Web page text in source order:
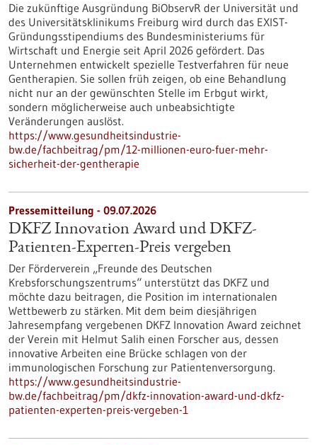
Die zukünftige Ausgründung BiObservR der Universität und
des Universitätsklinikums Freiburg wird durch das EXIST-
Gründungsstipendiums des Bundesministeriums für
Wirtschaft und Energie seit April 2026 gefördert. Das
Unternehmen entwickelt spezielle Testverfahren für neue
Gentherapien. Sie sollen früh zeigen, ob eine Behandlung
nicht nur an der gewünschten Stelle im Erbgut wirkt,
sondern möglicherweise auch unbeabsichtigte
Veränderungen auslöst.
https://www.gesundheitsindustrie-
bw.de/fachbeitrag/pm/12-millionen-euro-fuer-mehr-
sicherheit-der-gentherapie
Pressemitteilung - 09.07.2026
DKFZ Innovation Award und DKFZ-
Patienten-Experten-Preis vergeben
Der Förderverein „Freunde des Deutschen
Krebsforschungszentrums“ unterstützt das DKFZ und
möchte dazu beitragen, die Position im internationalen
Wettbewerb zu stärken. Mit dem beim diesjährigen
Jahresempfang vergebenen DKFZ Innovation Award zeichnet
der Verein mit Helmut Salih einen Forscher aus, dessen
innovative Arbeiten eine Brücke schlagen von der
immunologischen Forschung zur Patientenversorgung.
https://www.gesundheitsindustrie-
bw.de/fachbeitrag/pm/dkfz-innovation-award-und-dkfz-
patienten-experten-preis-vergeben-1